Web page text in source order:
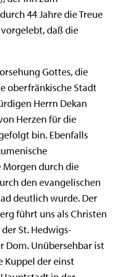
44 Jahre die Treue
daß die
Gottes, die
oberfränkische Stadt
Herrn Dekan
Herzen für die
bin. Ebenfalls
durch die
den evangelischen
deutlich wurde. Der
führt uns als Christen
St. Hedwigs-
Dom. Unübersehbar ist
Kuppel der einst